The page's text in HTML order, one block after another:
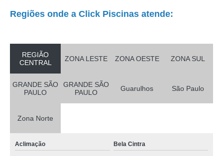
Regiões onde a Click Piscinas atende:
REGIÃO
CENTRAL
ZONA LESTE ZONA OESTE ZONA SUL
GRANDE SÃO
PAULO
GRANDE SÃO
PAULO
Guarulhos São Paulo
Zona Norte
Aclimação Bela Cintra